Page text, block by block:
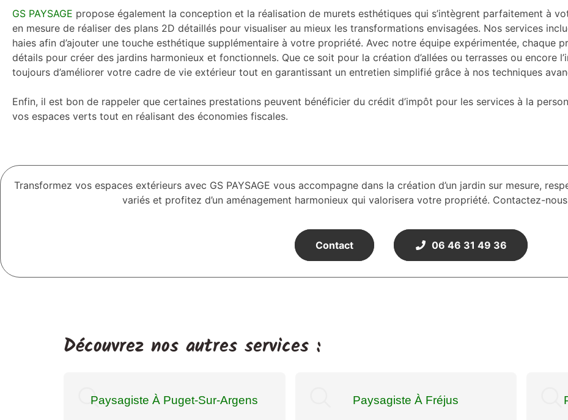
GS PAYSAGE propose également la conception et la réalisation de murets esthétiques qui s’intègrent parfaitement à
en mesure de réaliser des plans 2D détaillés pour visualiser au mieux les transformations envisagées. Nos services
haies afin d’ajouter une touche esthétique supplémentaire à votre propriété. Avec notre équipe expérimentée, chaque
détails pour créer des jardins harmonieux et fonctionnels. Que ce soit pour la création d’allées ou terrasses ou encore
toujours d’améliorer votre cadre de vie extérieur tout en garantissant un entretien simplifié grâce à nos techniques
Enfin, il est bon de rappeler que certaines prestations peuvent bénéficier du crédit d’impôt pour les services à la
vos espaces verts tout en réalisant des économies fiscales.
Transformez vos espaces extérieurs avec GS PAYSAGE vous accompagne dans la création d’un jardin sur mesure,
variés et profitez d’un aménagement harmonieux qui valorisera votre propriété. Contactez-
Contact 06 46 31 49 36
Découvrez nos autres services :
Paysagiste À Puget-Sur-Argens Paysagiste À Fréjus